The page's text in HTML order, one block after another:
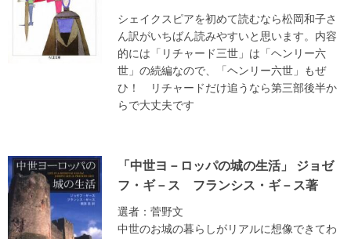
シェイクスピアを初めて読むなら松岡和子さ
ん訳がいちばん読みやすいと思います。内容
的には「リチャード三世」は「ヘンリー六
世」の続編なので、「ヘンリー六世」もぜ
ひ！ リチャードだけ追うなら第三部後半か
らで大丈夫です
「中世ヨ－ロッパの城の生活」 ジョゼ
フ・ギ－ス フランシス・ギ－ス著
選者：菅野文
中世のお城の暮らしがリアルに想像できてわ